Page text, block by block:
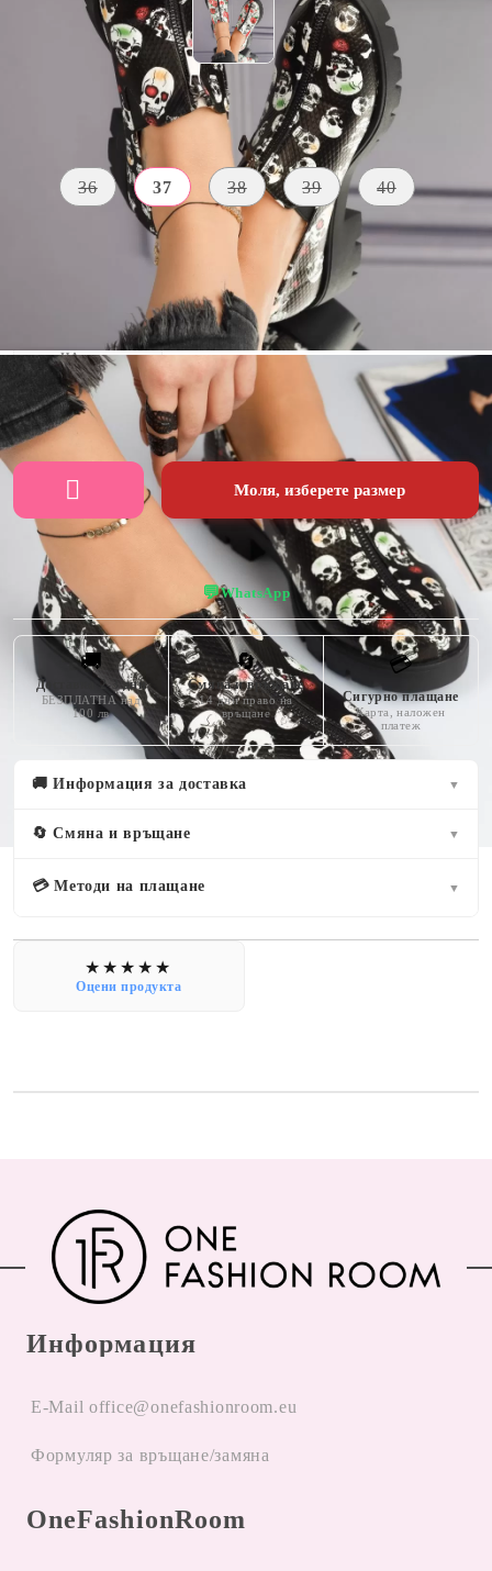
Размер на обувки: Таблица с размери
36 37 38 39 40
МАТЕРИАЛ
Екологична
кожа
ПЕТА
ВИСОЧИНА
НА
ПРЕДНАТА
ПЛАТФОРМА
2 CM
Моля, изберете размер
💬WhatsApp
🚚
Доставка 2-3 дни
БЕЗПЛАТНА над
100 лв
🔄
Смяна и връщане
14 дни право на
връщане
💳
Сигурно плащане
Карта, наложен
платеж
🚚 Информация за доставка ▼
🔄 Смяна и връщане ▼
💳 Методи на плащане ▼
Оцени продукта
Информация
E-Mail office@onefashionroom.eu
Формуляр за връщане/замяна
OneFashionRoom